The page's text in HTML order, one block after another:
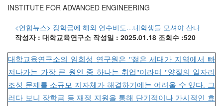
INSTITUTE FOR ADVANCED ENGINEERING
<연합뉴스> 장학금에 해외 연수비도…대학생들 모셔야 산다
작성자 : 대학교육연구소 작성일 : 2025.01.18 조회수 :520
대학교육연구소의 임희성 연구원은 "젊은 세대가 지역에서 빠
져나가는 가장 큰 원인 중 하나는 취업"이라며 "양질의 일자리
조성 문제를 소규모 지자체가 해결하기에는 어려울 수 있다. 그
러다 보니 장학금 등 재정 지원을 통해 단기적이나 가시적인 효